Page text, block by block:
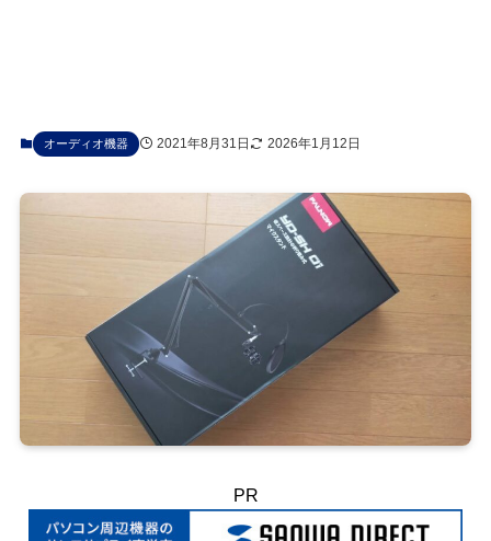
オーディオ機器 2021年8月31日 2026年1月12日
PR